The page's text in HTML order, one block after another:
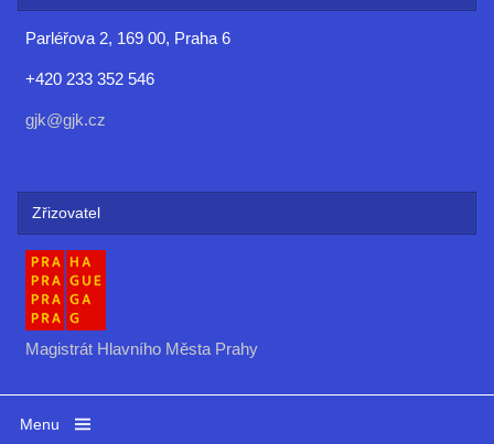
Parléřova 2, 169 00, Praha 6
+420 233 352 546
gjk@gjk.cz
Zřizovatel
Magistrát Hlavního Města Prahy
Menu